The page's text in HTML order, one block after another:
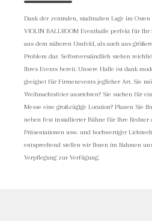
Dank der zentralen, stadtnahen Lage im
VIOLIN BALLROOM Eventhalle perfekt für Ihr
aus dem näheren Umfeld, als auch aus
Problem dar. Selbstverständlich stehen
Ihres Events bereit. Unsere Halle ist dank
geeignet für Firmenevents jeglicher Art. Sie
Weihnachtsfeier ausrichten? Sie suchen für
Messe eine großzügige Location? Planen Sie
neben fest installierter Bühne für Ihre
Präsentationen usw. und hochwertiger
entsprechend stellen wir Ihnen im Rahmen
Verpflegung zur Verfügung.